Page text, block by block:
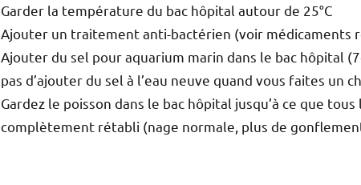
Garder la température du bac hôpital autour de 25°C
Ajouter un traitement anti-bactérien (voir médicaments
Ajouter du sel pour aquarium marin dans le bac hôpital
pas d’ajouter du sel à l’eau neuve quand vous faites un
Gardez le poisson dans le bac hôpital jusqu’à ce que
complètement rétabli (nage normale, plus de